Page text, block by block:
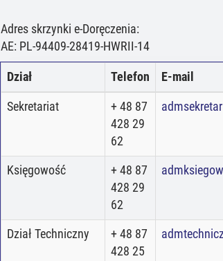
Adres skrzynki e-Doręczenia:
AE: PL-94409-28419-HWRII-14
Dział Telefon E-mail
Sekretariat
+ 48 87
428 29
62
Księgowość
+ 48 87
428 29
62
Dział Techniczny
+ 48 87
428 25